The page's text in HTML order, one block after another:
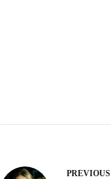
PREVIOUS